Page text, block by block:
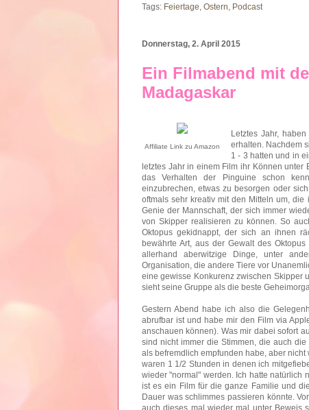
Tags: Feiertage, Ostern, Podcast
Donnerstag, 2. April 2015
Ein Filmabend mit
Madagaskar
Affiliate Link zu Amazon
Letztes Jahr,
erhalten. Nachdem
1 - 3 hatten und in
letztes Jahr in einem Film ihr Können
das Verhalten der Pinguine schon
einzubrechen, etwas zu besorgen oder
oftmals sehr kreativ mit den Mitteln um,
Genie der Mannschaft, der sich immer
von Skipper realisieren zu können. So
Oktopus gekidnappt, der sich an ihnen
bewährte Art, aus der Gewalt des
allerhand aberwitzige Dinge, unter
Organisation, die andere Tiere vor
eine gewisse Konkurenz zwischen Skipper
sieht seine Gruppe als die beste
Gestern Abend habe ich also die
abrufbar ist und habe mir den Film via
anschauen können). Was mir dabei sofort
sind nicht immer die Stimmen, die auch
als befremdlich empfunden habe, aber
waren 1 1/2 Stunden in denen ich
wieder "normal" werden. Ich hatte natürlich
ist es ein Film für die ganze Familie und
Dauer was schlimmes passieren könnte.